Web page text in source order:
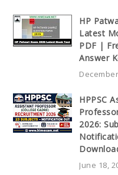
HP
Latest
PDF |
Answer
HPPSC
2026:
June 18,